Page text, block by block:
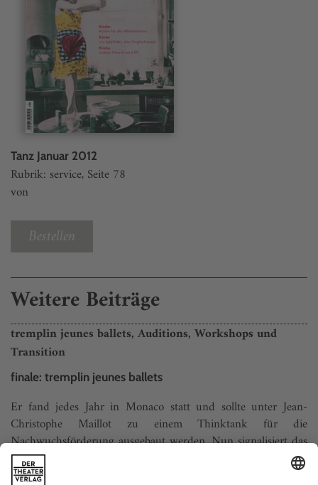
Tanz Januar 2012
Rubrik: service, Seite 78
von
Bestellen
Weitere Beiträge
tremplin jeunes ballets, Auditions, Workshops und
Transition
finale: tremplin jeunes ballets
Er fand jedes Jahr in Monaco statt und sollte unter Jean-
Christophe Maillot zu einem Thinktank für die
Nachwuchsförderung ausgebaut werden. Nun signalisiert das
Fürstentum das vorläufige Aus: Der geplante «Tremplin
Jeunes Ballets» wird aus Geldmangel nicht vom 5. bis zum